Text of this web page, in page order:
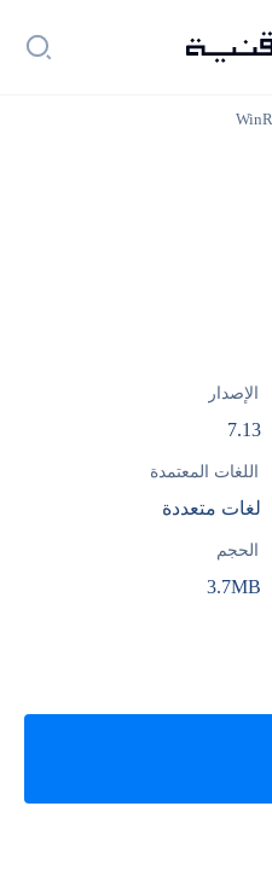
الإصدار
7.13
اللغات المعتمدة
لغات متعددة
الحجم
3.7MB